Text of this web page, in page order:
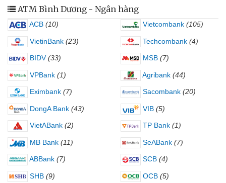
ATM Bình Dương - Ngân hàng
ACB (10) Vietcombank (105)
VietinBank (23) Techcombank (4)
BIDV (33) MSB (7)
VPBank (1) Agribank (44)
Eximbank (7) Sacombank (20)
DongA Bank (43) VIB (5)
VietABank (2) TP Bank (1)
MB Bank (11) SeABank (7)
ABBank (7) SCB (4)
SHB (9) OCB (5)